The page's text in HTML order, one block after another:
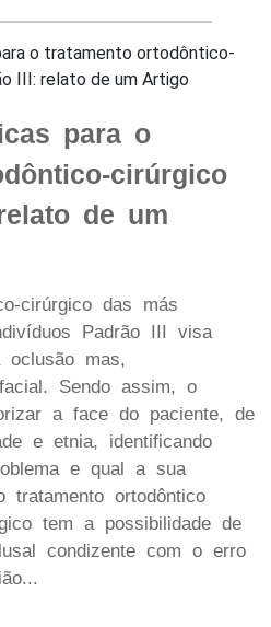
para o
cirúrgico
de um
cirúrgico das más
Padrão III visa
mas,
Sendo assim, o
a face do paciente, de
e etnia, identificando
e qual a sua
ortodôntico
tem a possibilidade de
condizente com o erro